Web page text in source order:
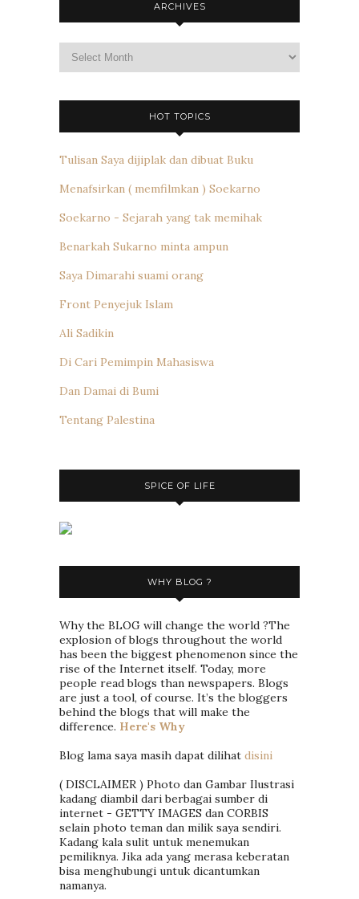
ARCHIVES
HOT TOPICS
Tulisan Saya dijiplak dan dibuat Buku
Menafsirkan ( memfilmkan ) Soekarno
Soekarno - Sejarah yang tak memihak
Benarkah Sukarno minta ampun
Saya Dimarahi suami orang
Front Penyejuk Islam
Ali Sadikin
Di Cari Pemimpin Mahasiswa
Dan Damai di Bumi
Tentang Palestina
SPICE OF LIFE
WHY BLOG ?
Why the BLOG will change the world ?The
explosion of blogs throughout the world
has been the biggest phenomenon since the
rise of the Internet itself. Today, more
people read blogs than newspapers. Blogs
are just a tool, of course. It’s the bloggers
behind the blogs that will make the
difference. Here's Why
Blog lama saya masih dapat dilihat disini
( DISCLAIMER ) Photo dan Gambar Ilustrasi
kadang diambil dari berbagai sumber di
internet - GETTY IMAGES dan CORBIS
selain photo teman dan milik saya sendiri.
Kadang kala sulit untuk menemukan
pemiliknya. Jika ada yang merasa keberatan
bisa menghubungi untuk dicantumkan
namanya.